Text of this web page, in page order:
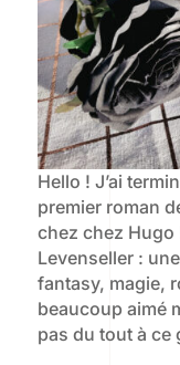
Hello ! J’ai
premier roman
chez chez Hugo
Levenseller :
fantasy, magie,
beaucoup aimé
pas du tout à ce